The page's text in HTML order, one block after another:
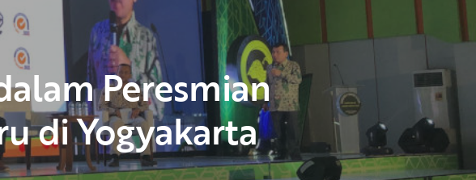
di Yogyakarta